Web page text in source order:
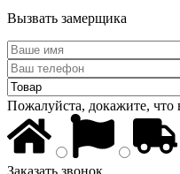
Вызвать замерщика
Пожалуйста, докажите, что
Заказать звонок